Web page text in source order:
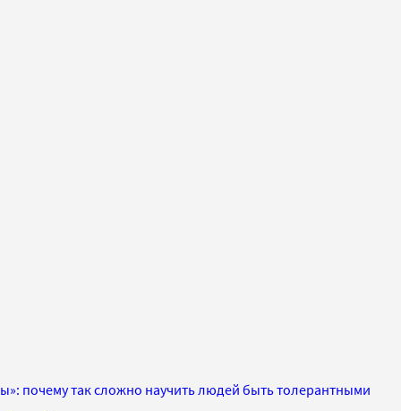
почему так сложно научить людей быть толерантными